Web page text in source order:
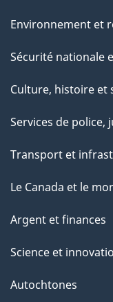
Environnement et
Sécurité nationale
Culture, histoire et
Services de police,
Transport et
Le Canada et le
Argent et finances
Science et
Autochtones